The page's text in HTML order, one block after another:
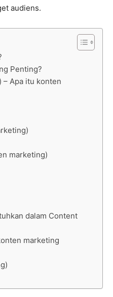
audiens.
Penting?
– Apa itu konten
marketing)
dalam Content
marketing